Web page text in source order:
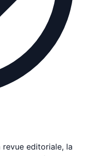
editoriale, la